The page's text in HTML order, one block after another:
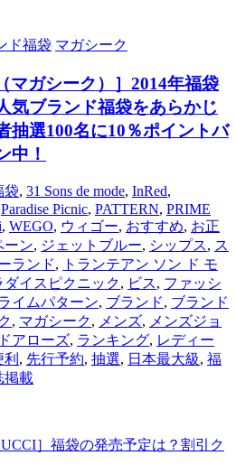
ド福袋 マガシーク
マガシーク）］2014年福袋
気ブランド福袋をあらかじ
抽選100名に10％ポイントバ
中！
袋, 31 Sons de mode, InRed,
Paradise Picnic, PATTERN, PRIME
, WEGO, ウィゴー, おすすめ, お正
ーン, ジェットブルー, シップス, ス
ランド,
トランテアン ソン ド モ
ダイスピクニック, ビス, ファッシ
イムパターン, ブランド, ブランド
, マガシーク, メンズ, メンズジョ
アローズ, ランキング, レディー
利 , 先行予約, 抽選, 日本最大級, 福
掲載
］福袋の発売予定は？割引ク